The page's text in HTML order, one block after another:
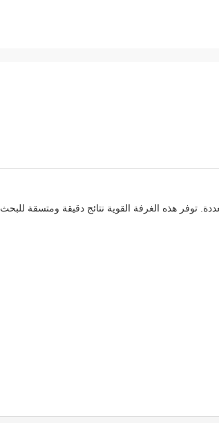
توفر هذه الغرفة القوية نتائج دقيقة ومتسقة للبحث